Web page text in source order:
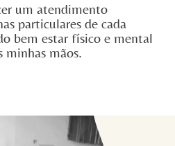
um atendimento
particulares de cada
bem estar físico e mental
minhas mãos.